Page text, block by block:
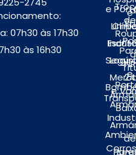
07h30 às 17h30
às 16h30
e
e
e
e
de
NR
24
de